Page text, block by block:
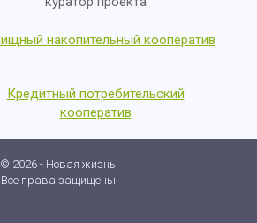
накопительный кооператив
Кредитный потребительский
кооператив
© 2026 - Новая жизнь.
Все права защищены.